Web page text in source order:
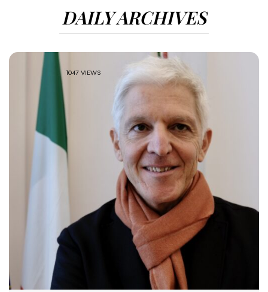
DAILY ARCHIVES
1047 VIEWS